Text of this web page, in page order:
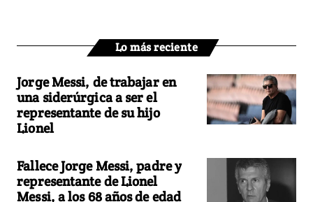
Lo más reciente
Jorge Messi, de trabajar en
una siderúrgica a ser el
representante de su hijo
Lionel
Fallece Jorge Messi, padre y
representante de Lionel
Messi, a los 68 años de edad